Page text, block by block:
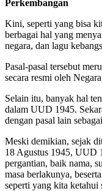
Perkembangan
Kini, seperti yang bisa
berbagai hal yang
negara, dan lagu
Pasal-pasal tersebut
secara resmi oleh
Selain itu, banyak hal
dalam UUD 1945.
dengan pasal lain
Meski demikian, sejak
18 Agustus 1945, UUD
pergantian, baik nama,
masa berlakunya,
seperti yang kita ketahui